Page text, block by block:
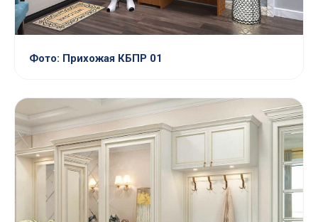
Фото: Прихожая КБПР 01